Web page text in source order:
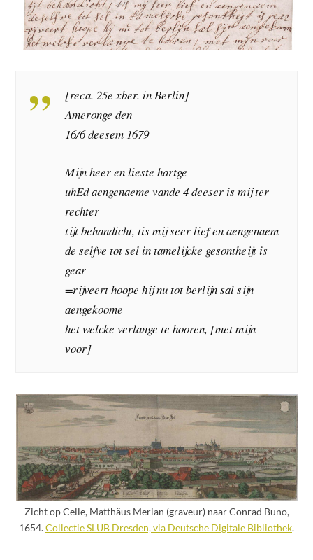
[reca. 25e xber. in Berlin]
Ameronge den
16/6 deesem 1679
Mijn heer en lieste hartge
uhEd aengenaeme vande 4 deeser is mij ter
rechter
tijt behandicht, tis mij seer lief en aengenaem
de selfve tot sel in tamelijcke gesontheijt is
gear
=rijveert hoope hij nu tot berlijn sal sijn
aengekoome
het welcke verlange te hooren, [met mijn
voor]
Zicht op Celle, Matthäus Merian (graveur) naar Conrad Buno,
1654.Collectie SLUB Dresden, via Deutsche Digitale Bibliothek.